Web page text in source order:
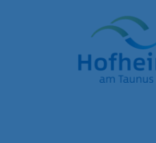
Accueil"